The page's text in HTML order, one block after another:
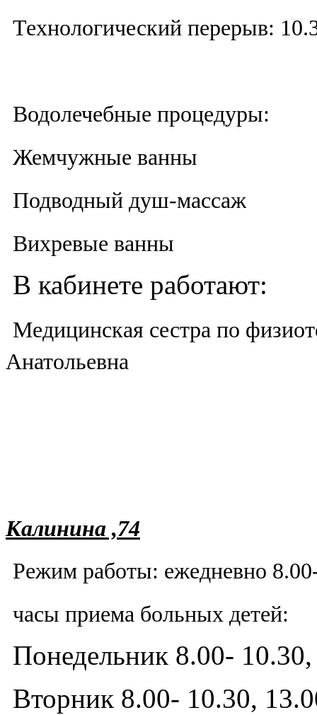
Технологический перерыв:
Водолечебные процедуры:
Жемчужные ванны
Подводный душ-массаж
Вихревые ванны
В кабинете работают:
Медицинская сестра по
Анатольевна
Калинина ,74
Режим работы: ежедневно
часы приема больных детей:
Понедельник 8.00-
Вторник 8.00- 10.30,